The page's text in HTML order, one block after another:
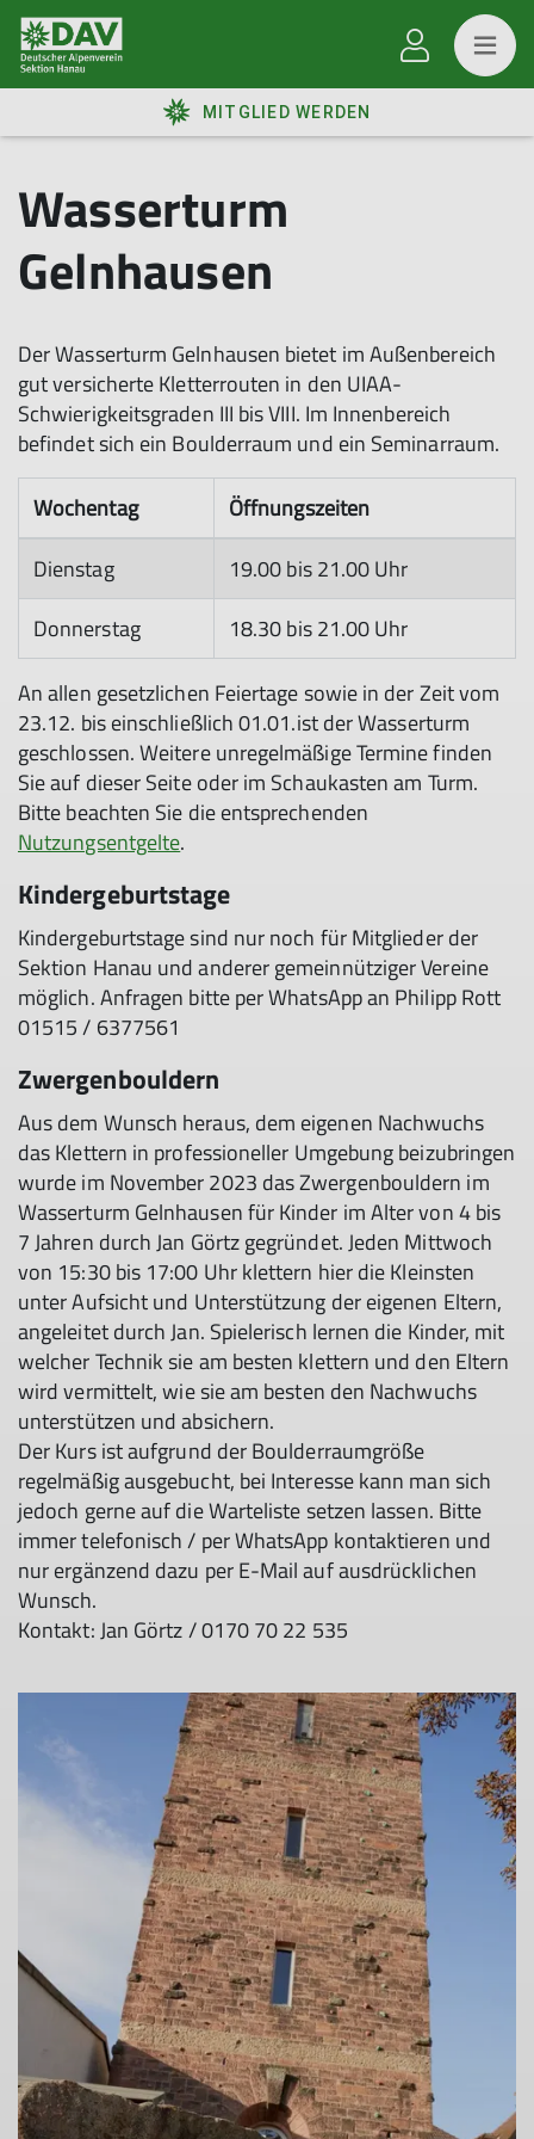
MITGLIED WERDEN
Wasserturm
Gelnhausen
Der Wasserturm Gelnhausen bietet im Außenbereich
gut versicherte Kletterrouten in den UIAA-
Schwierigkeitsgraden III bis VIII. Im Innenbereich
befindet sich ein Boulderraum und ein Seminarraum.
Wochentag
Öffnungszeiten
Dienstag
19.00 bis 21.00 Uhr
Donnerstag
18.30 bis 21.00 Uhr
An allen gesetzlichen Feiertage sowie in der Zeit vom
23.12. bis einschließlich 01.01.ist der Wasserturm
geschlossen. Weitere unregelmäßige Termine finden
Sie auf dieser Seite oder im Schaukasten am Turm.
Bitte beachten Sie die entsprechenden
Nutzungsentgelte.
Kindergeburtstage
Kindergeburtstage sind nur noch für Mitglieder der
Sektion Hanau und anderer gemeinnütziger Vereine
möglich. Anfragen bitte per WhatsApp an Philipp Rott
01515 / 6377561
Zwergenbouldern
Aus dem Wunsch heraus, dem eigenen Nachwuchs
das Klettern in professioneller Umgebung beizubringen
wurde im November 2023 das Zwergenbouldern im
Wasserturm Gelnhausen für Kinder im Alter von 4 bis
7 Jahren durch Jan Görtz gegründet. Jeden Mittwoch
von 15:30 bis 17:00 Uhr klettern hier die Kleinsten
unter Aufsicht und Unterstützung der eigenen Eltern,
angeleitet durch Jan. Spielerisch lernen die Kinder, mit
welcher Technik sie am besten klettern und den Eltern
wird vermittelt, wie sie am besten den Nachwuchs
unterstützen und absichern.
Der Kurs ist aufgrund der Boulderraumgröße
regelmäßig ausgebucht, bei Interesse kann man sich
jedoch gerne auf die Warteliste setzen lassen. Bitte
immer telefonisch / per WhatsApp kontaktieren und
nur ergänzend dazu per E-Mail auf ausdrücklichen
Wunsch.
Kontakt: Jan Görtz / 0170 70 22 535